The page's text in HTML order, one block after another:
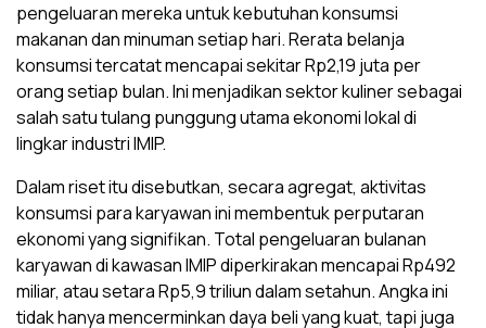
pengeluaran mereka untuk kebutuhan konsumsi
makanan dan minuman setiap hari. Rerata belanja
konsumsi tercatat mencapai sekitar Rp2,19 juta per
orang setiap bulan. Ini menjadikan sektor kuliner sebagai
salah satu tulang punggung utama ekonomi lokal di
lingkar industri IMIP.
Dalam riset itu disebutkan, secara agregat, aktivitas
konsumsi para karyawan ini membentuk perputaran
ekonomi yang signifikan. Total pengeluaran bulanan
karyawan di kawasan IMIP diperkirakan mencapai Rp492
miliar, atau setara Rp5,9 triliun dalam setahun. Angka ini
tidak hanya mencerminkan daya beli yang kuat, tapi juga